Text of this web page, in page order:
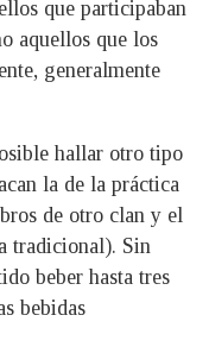
que participaban
aquellos que los
generalmente
hallar otro tipo
la de la práctica
de otro clan y el
tradicional). Sin
beber hasta tres
bebidas